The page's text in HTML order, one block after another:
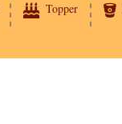
Topper